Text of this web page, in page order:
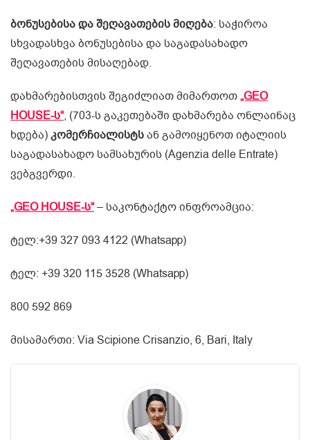
ბონუსებისადაშეღავათებისმიღება: საჭიროა
სხვადასხვა ბონუსებისა და საგადასახადო
შეღავათების მისაღებად.
დახმარებისთვის შეგიძლიათ მიმართოთ„GEO
HOUSE-ს“, (703-ს გაკეთებაში დახმარება ონლაინაც
ხდება)კომერჩიალისტსან გამოიყენოთ იტალიის
საგადასახადო სამსახურის (Agenzia delle Entrate)
ვებგვერდი.
„GEO HOUSE-ს“– საკონტაქტო ინფროამცია:
ტელ:+39 327 093 4122 (Whatsapp)
ტელ: +39 320 115 3528 (Whatsapp)
800 592 869
მისამართი: Via Scipione Crisanzio, 6, Bari, Italy